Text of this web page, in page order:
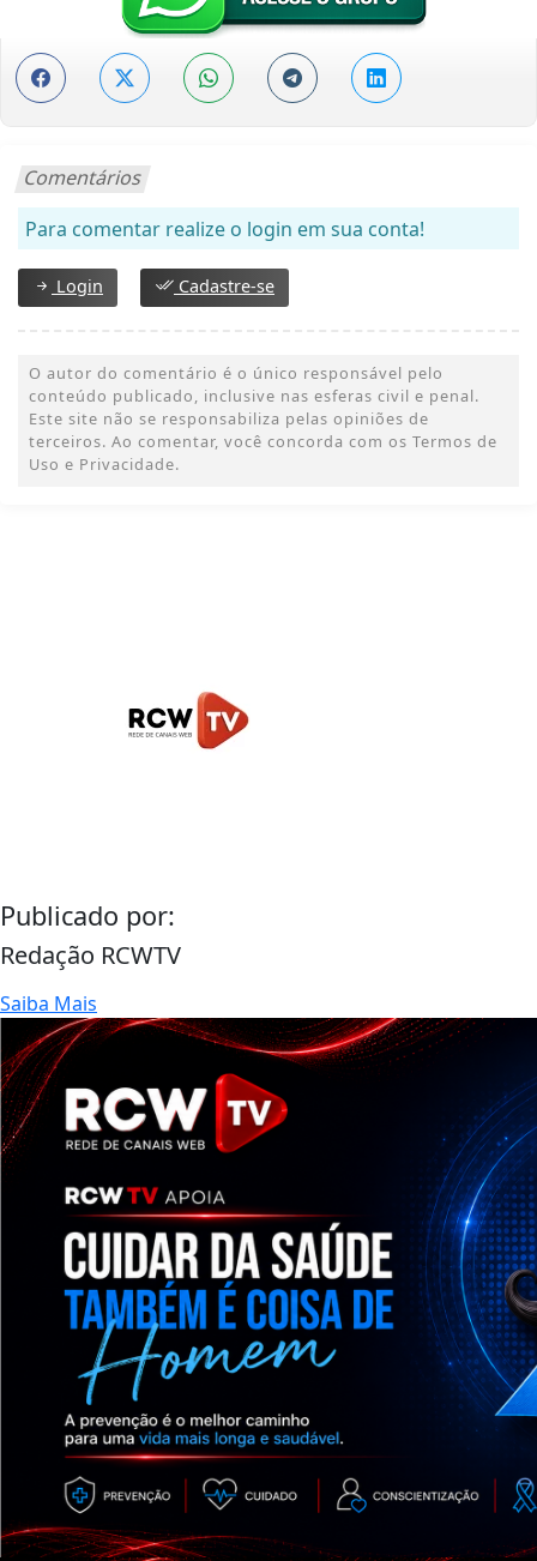
Comentários
Para comentar realize o login em sua conta!
Login Cadastre-se
O autor do comentário é o único responsável pelo
conteúdo publicado, inclusive nas esferas civil e penal.
Este site não se responsabiliza pelas opiniões de
terceiros. Ao comentar, você concorda com os Termos de
Uso e Privacidade.
Publicado por:
Redação RCWTV
Saiba Mais